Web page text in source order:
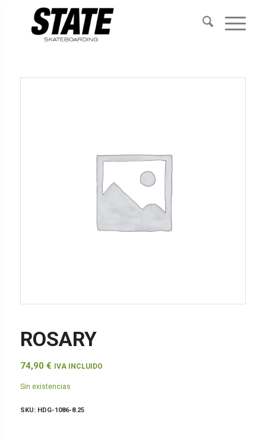
ROSARY
74,90 € IVA INCLUIDO
Sin existencias
SKU: HDG-1086-8.25